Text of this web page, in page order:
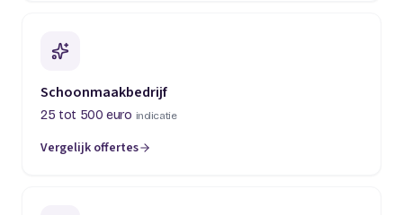
Schoonmaakbedrijf
25 tot 500 euro indicatie
Vergelijk offertes
(opent in een nieuw tabblad)